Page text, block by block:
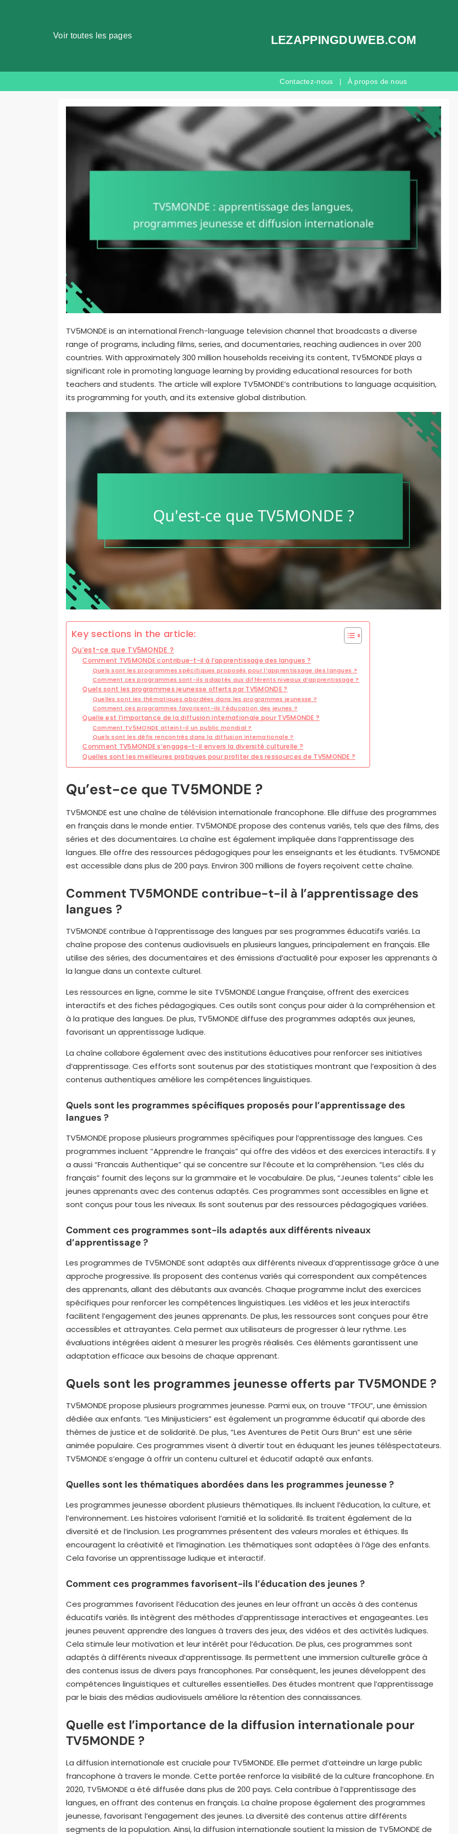
Voir toutes les pages LEZAPPINGDUWEB.COM
Contactez-nous | À propos de nous
TV5MONDE is an international French-language television channel that broadcasts a diverse
range of programs, including films, series, and documentaries, reaching audiences in over 200
countries. With approximately 300 million households receiving its content, TV5MONDE plays a
significant role in promoting language learning by providing educational resources for both
teachers and students. The article will explore TV5MONDE’s contributions to language acquisition,
its programming for youth, and its extensive global distribution.
Key sections in the article:
Qu’est-ce que TV5MONDE ?
Comment TV5MONDE contribue-t-il à l’apprentissage des langues ?
Quels sont les programmes spécifiques proposés pour l’apprentissage des langues ?
Comment ces programmes sont-ils adaptés aux différents niveaux d’apprentissage ?
Quels sont les programmes jeunesse offerts par TV5MONDE ?
Quelles sont les thématiques abordées dans les programmes jeunesse ?
Comment ces programmes favorisent-ils l’éducation des jeunes ?
Quelle est l’importance de la diffusion internationale pour TV5MONDE ?
Comment TV5MONDE atteint-il un public mondial ?
Quels sont les défis rencontrés dans la diffusion internationale ?
Comment TV5MONDE s’engage-t-il envers la diversité culturelle ?
Quelles sont les meilleures pratiques pour profiter des ressources de TV5MONDE ?
Qu’est-ce que TV5MONDE ?
TV5MONDE est une chaîne de télévision internationale francophone. Elle diffuse des programmes
en français dans le monde entier. TV5MONDE propose des contenus variés, tels que des films, des
séries et des documentaires. La chaîne est également impliquée dans l’apprentissage des
langues. Elle offre des ressources pédagogiques pour les enseignants et les étudiants. TV5MONDE
est accessible dans plus de 200 pays. Environ 300 millions de foyers reçoivent cette chaîne.
Comment TV5MONDE contribue-t-il à l’apprentissage des
langues ?
TV5MONDE contribue à l’apprentissage des langues par ses programmes éducatifs variés. La
chaîne propose des contenus audiovisuels en plusieurs langues, principalement en français. Elle
utilise des séries, des documentaires et des émissions d’actualité pour exposer les apprenants à
la langue dans un contexte culturel.
Les ressources en ligne, comme le site TV5MONDE Langue Française, offrent des exercices
interactifs et des fiches pédagogiques. Ces outils sont conçus pour aider à la compréhension et
à la pratique des langues. De plus, TV5MONDE diffuse des programmes adaptés aux jeunes,
favorisant un apprentissage ludique.
La chaîne collabore également avec des institutions éducatives pour renforcer ses initiatives
d’apprentissage. Ces efforts sont soutenus par des statistiques montrant que l’exposition à des
contenus authentiques améliore les compétences linguistiques.
Quels sont les programmes spécifiques proposés pour l’apprentissage des
langues ?
TV5MONDE propose plusieurs programmes spécifiques pour l’apprentissage des langues. Ces
programmes incluent “Apprendre le français” qui offre des vidéos et des exercices interactifs. Il y
a aussi “Francais Authentique” qui se concentre sur l’écoute et la compréhension. “Les clés du
français” fournit des leçons sur la grammaire et le vocabulaire. De plus, “Jeunes talents” cible les
jeunes apprenants avec des contenus adaptés. Ces programmes sont accessibles en ligne et
sont conçus pour tous les niveaux. Ils sont soutenus par des ressources pédagogiques variées.
Comment ces programmes sont-ils adaptés aux différents niveaux
d’apprentissage ?
Les programmes de TV5MONDE sont adaptés aux différents niveaux d’apprentissage grâce à une
approche progressive. Ils proposent des contenus variés qui correspondent aux compétences
des apprenants, allant des débutants aux avancés. Chaque programme inclut des exercices
spécifiques pour renforcer les compétences linguistiques. Les vidéos et les jeux interactifs
facilitent l’engagement des jeunes apprenants. De plus, les ressources sont conçues pour être
accessibles et attrayantes. Cela permet aux utilisateurs de progresser à leur rythme. Les
évaluations intégrées aident à mesurer les progrès réalisés. Ces éléments garantissent une
adaptation efficace aux besoins de chaque apprenant.
Quels sont les programmes jeunesse offerts par TV5MONDE ?
TV5MONDE propose plusieurs programmes jeunesse. Parmi eux, on trouve “TFOU”, une émission
dédiée aux enfants. “Les Minijusticiers” est également un programme éducatif qui aborde des
thèmes de justice et de solidarité. De plus, “Les Aventures de Petit Ours Brun” est une série
animée populaire. Ces programmes visent à divertir tout en éduquant les jeunes téléspectateurs.
TV5MONDE s’engage à offrir un contenu culturel et éducatif adapté aux enfants.
Quelles sont les thématiques abordées dans les programmes jeunesse ?
Les programmes jeunesse abordent plusieurs thématiques. Ils incluent l’éducation, la culture, et
l’environnement. Les histoires valorisent l’amitié et la solidarité. Ils traitent également de la
diversité et de l’inclusion. Les programmes présentent des valeurs morales et éthiques. Ils
encouragent la créativité et l’imagination. Les thématiques sont adaptées à l’âge des enfants.
Cela favorise un apprentissage ludique et interactif.
Comment ces programmes favorisent-ils l’éducation des jeunes ?
Ces programmes favorisent l’éducation des jeunes en leur offrant un accès à des contenus
éducatifs variés. Ils intègrent des méthodes d’apprentissage interactives et engageantes. Les
jeunes peuvent apprendre des langues à travers des jeux, des vidéos et des activités ludiques.
Cela stimule leur motivation et leur intérêt pour l’éducation. De plus, ces programmes sont
adaptés à différents niveaux d’apprentissage. Ils permettent une immersion culturelle grâce à
des contenus issus de divers pays francophones. Par conséquent, les jeunes développent des
compétences linguistiques et culturelles essentielles. Des études montrent que l’apprentissage
par le biais des médias audiovisuels améliore la rétention des connaissances.
Quelle est l’importance de la diffusion internationale pour
TV5MONDE ?
La diffusion internationale est cruciale pour TV5MONDE. Elle permet d’atteindre un large public
francophone à travers le monde. Cette portée renforce la visibilité de la culture francophone. En
2020, TV5MONDE a été diffusée dans plus de 200 pays. Cela contribue à l’apprentissage des
langues, en offrant des contenus en français. La chaîne propose également des programmes
jeunesse, favorisant l’engagement des jeunes. La diversité des contenus attire différents
segments de la population. Ainsi, la diffusion internationale soutient la mission de TV5MONDE de